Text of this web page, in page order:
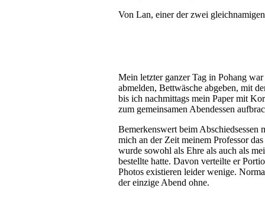
Von Lan, einer der zwei
Mein letzter ganzer Tag in Pohang
abmelden, Bettwäsche abgeben, mit
bis ich nachmittags mein Paper mit
zum gemeinsamen Abendessen
Bemerkenswert beim
mich an der Zeit meinem Professor
wurde sowohl als Ehre als auch als
bestellte hatte. Davon verteilte er
Photos existieren leider wenige.
der einzige Abend ohne.